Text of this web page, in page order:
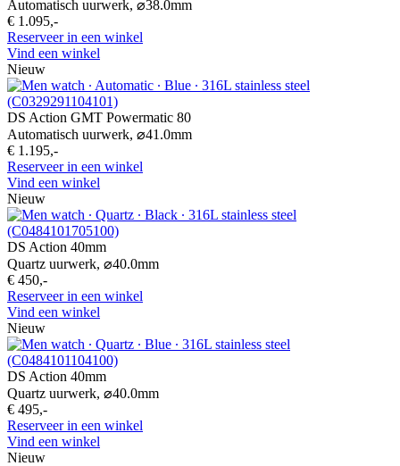
Automatisch uurwerk, ⌀38.0mm
€ 1.095,-
Reserveer in een winkel
Vind een winkel
Nieuw
DS Action GMT Powermatic 80
Automatisch uurwerk, ⌀41.0mm
€ 1.195,-
Reserveer in een winkel
Vind een winkel
Nieuw
DS Action 40mm
Quartz uurwerk, ⌀40.0mm
€ 450,-
Reserveer in een winkel
Vind een winkel
Nieuw
DS Action 40mm
Quartz uurwerk, ⌀40.0mm
€ 495,-
Reserveer in een winkel
Vind een winkel
Nieuw